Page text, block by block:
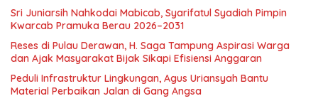
Sri Juniarsih Nahkodai Mabicab, Syarifatul Syadiah Pimpin
Kwarcab Pramuka Berau 2026–2031
Reses di Pulau Derawan, H. Saga Tampung Aspirasi Warga
dan Ajak Masyarakat Bijak Sikapi Efisiensi Anggaran
Peduli Infrastruktur Lingkungan, Agus Uriansyah Bantu
Material Perbaikan Jalan di Gang Angsa